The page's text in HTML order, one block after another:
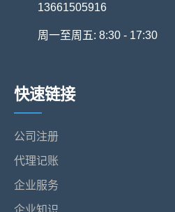
13661505916
周一至周五: 8:30 - 17:30
快速链接
公司注册
代理记账
企业服务
企业知识